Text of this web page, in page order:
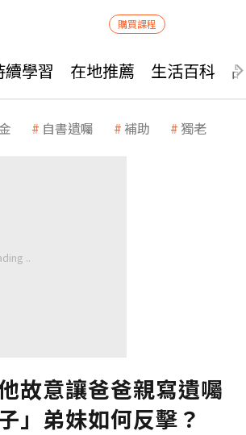
購買課程
續學習 在地推薦 生活百科
自書遺囑 補助 獨老
故意讓爸爸親寫遺囑
」弟妹如何反擊？